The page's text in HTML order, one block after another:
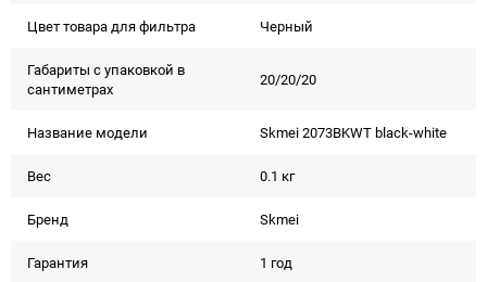
Цвет товара для фильтра Черный
Габариты с упаковкой в
сантиметрах
20/20/20
Название модели Skmei 2073BKWT black-white
Вес 0.1 кг
Бренд Skmei
Гарантия 1 год